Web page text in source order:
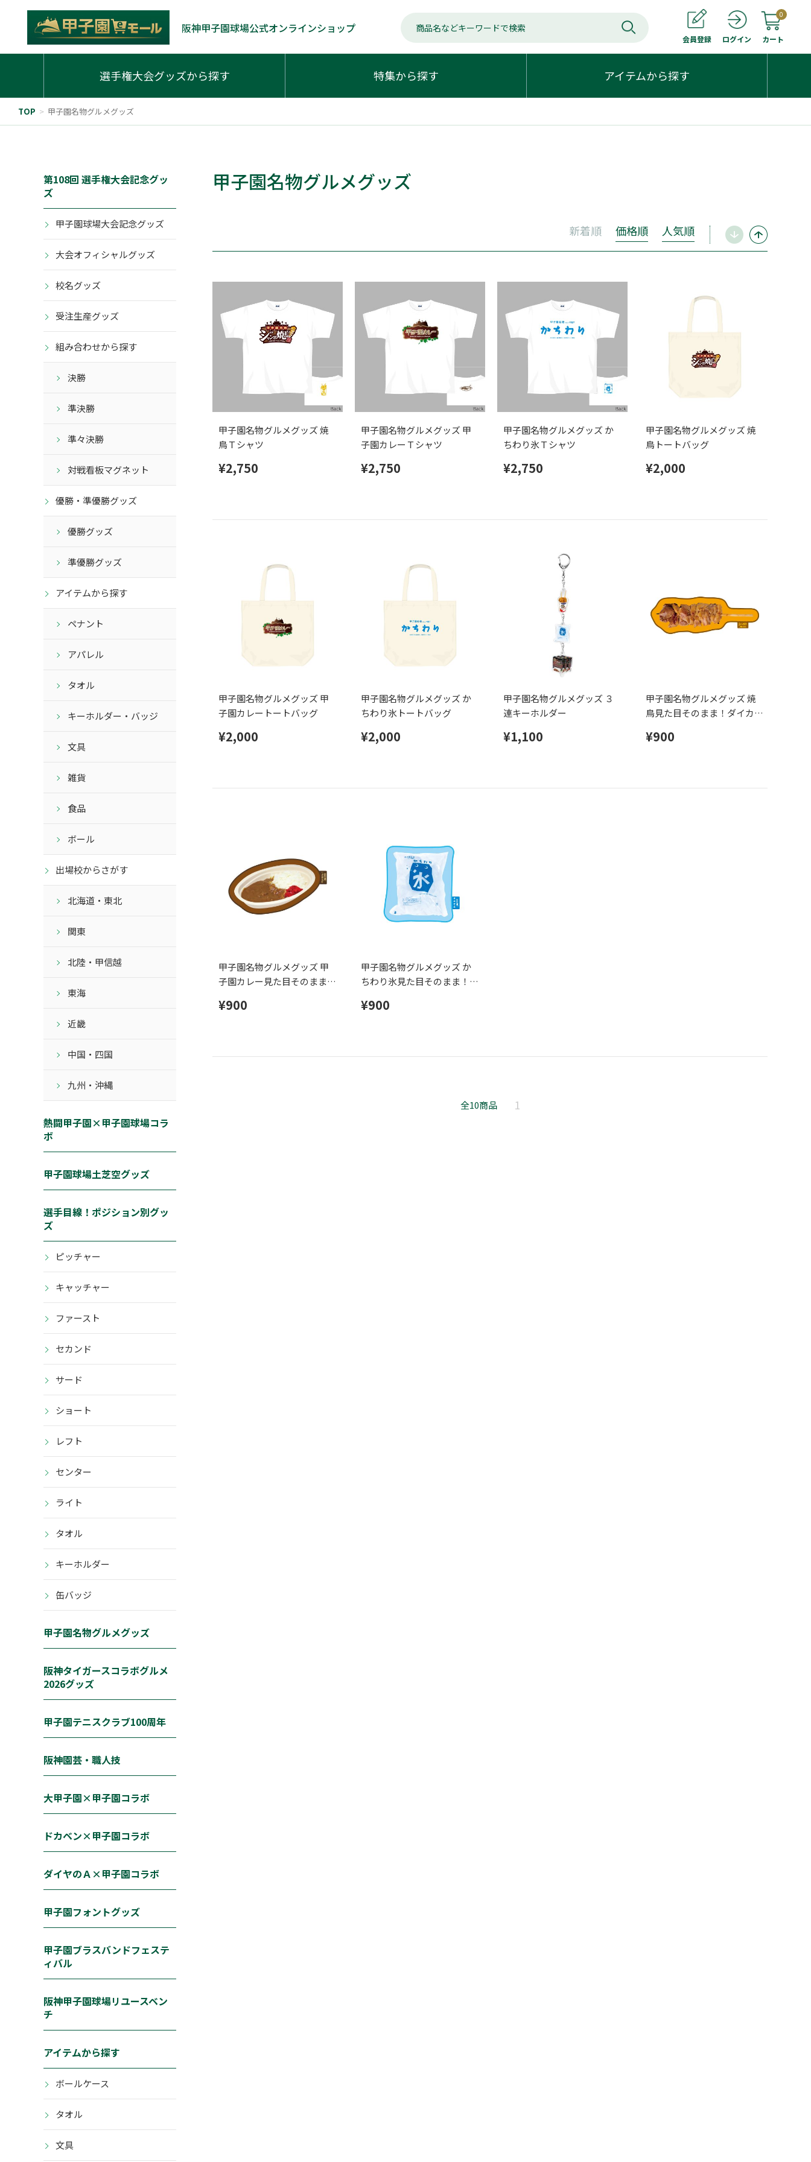
阪神甲子園球場公式オンラインショップ
会員登録 ログイン
0
カート
選手権大会グッズから探す 特集から探す アイテムから探す
TOP > 甲子園名物グルメグッズ
第108回 選手権大会記念グッ
ズ
甲子園球場大会記念グッズ
大会オフィシャルグッズ
校名グッズ
受注生産グッズ
組み合わせから探す
決勝
準決勝
準々決勝
対戦看板マグネット
優勝・準優勝グッズ
優勝グッズ
準優勝グッズ
アイテムから探す
ペナント
アパレル
タオル
キーホルダー・バッジ
文具
雑貨
食品
ボール
出場校からさがす
北海道・東北
関東
北陸・甲信越
東海
近畿
中国・四国
九州・沖縄
熱闘甲子園×甲子園球場コラ
ボ
甲子園球場土芝空グッズ
選手目線！ポジション別グッ
ズ
ピッチャー
キャッチャー
ファースト
セカンド
サード
ショート
レフト
センター
ライト
タオル
キーホルダー
缶バッジ
甲子園名物グルメグッズ
阪神タイガースコラボグルメ
2026グッズ
甲子園テニスクラブ100周年
阪神園芸・職人技
大甲子園×甲子園コラボ
ドカベン×甲子園コラボ
ダイヤのＡ×甲子園コラボ
甲子園フォントグッズ
甲子園ブラスバンドフェステ
ィバル
阪神甲子園球場リユースベン
チ
アイテムから探す
ボールケース
タオル
文具
甲子園名物グルメグッズ
新着順 価格順 人気順
甲子園名物グルメグッズ 焼
鳥Ｔシャツ
¥2,750
甲子園名物グルメグッズ 甲
子園カレーＴシャツ
¥2,750
甲子園名物グルメグッズ か
ちわり氷Ｔシャツ
¥2,750
甲子園名物グルメグッズ 焼
鳥トートバッグ
¥2,000
甲子園名物グルメグッズ 甲
子園カレートートバッグ
¥2,000
甲子園名物グルメグッズ か
ちわり氷トートバッグ
¥2,000
甲子園名物グルメグッズ ３
連キーホルダー
¥1,100
甲子園名物グルメグッズ 焼
鳥見た目そのまま！ダイカッ
¥900
甲子園名物グルメグッズ 甲
子園カレー見た目そのまま！
¥900
甲子園名物グルメグッズ か
ちわり氷見た目そのまま！ダ
¥900
全10商品 1